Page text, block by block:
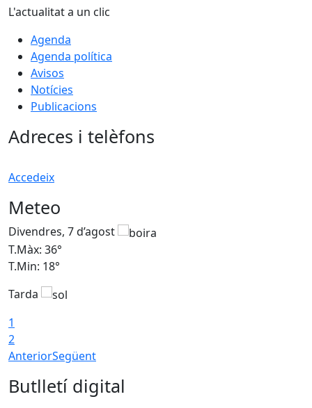
L'actualitat a un clic
Agenda
Agenda política
Avisos
Notícies
Publicacions
Adreces i telèfons
Accedeix
Meteo
Divendres, 7 d’agost
T.Màx: 36°
T.Min: 18°
Tarda
1
2
AnteriorSegüent
Butlletí digital